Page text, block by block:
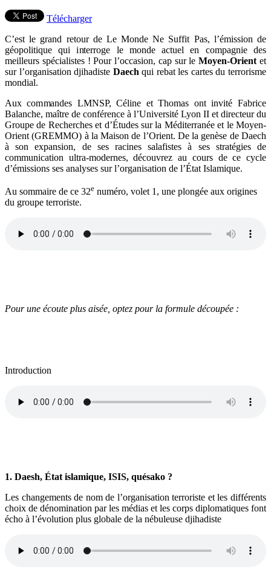
Télécharger
C’est le grand retour de Le Monde Ne Suffit Pas, l’émission de
géopolitique qui interroge le monde actuel en compagnie des
meilleurs spécialistes ! Pour l’occasion, cap sur leMoyen-Orient et
sur l’organisation djihadiste Daech qui rebat les cartes du terrorisme
mondial.
Aux commandes LMNSP, Céline et Thomas ont invité Fabrice
Balanche, maître de conférence à l’Université Lyon II et directeur du
Groupe de Recherches et d’Études sur la Méditerranée et le Moyen-
Orient (GREMMO) à la Maison de l’Orient. De la genèse de Daech
à son expansion, de ses racines salafistes à ses stratégies de
communication ultra-modernes, découvrez au cours de ce cycle
d’émissions ses analyses sur l’organisation de l’État Islamique.
Au sommaire de ce 32e numéro, volet 1, une plongée aux origines
du groupe terroriste.
Pour une écoute plus aisée, optez pour la formule découpée :
Introduction
1. Daesh, État islamique, ISIS, quésako ?
Les changements de nom de l’organisation terroriste et les différents
choix de dénomination par les médias et les corps diplomatiques font
écho à l’évolution plus globale de la nébuleuse djihadiste